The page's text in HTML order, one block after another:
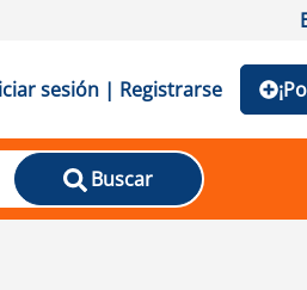
sesión | Registrarse
Buscar